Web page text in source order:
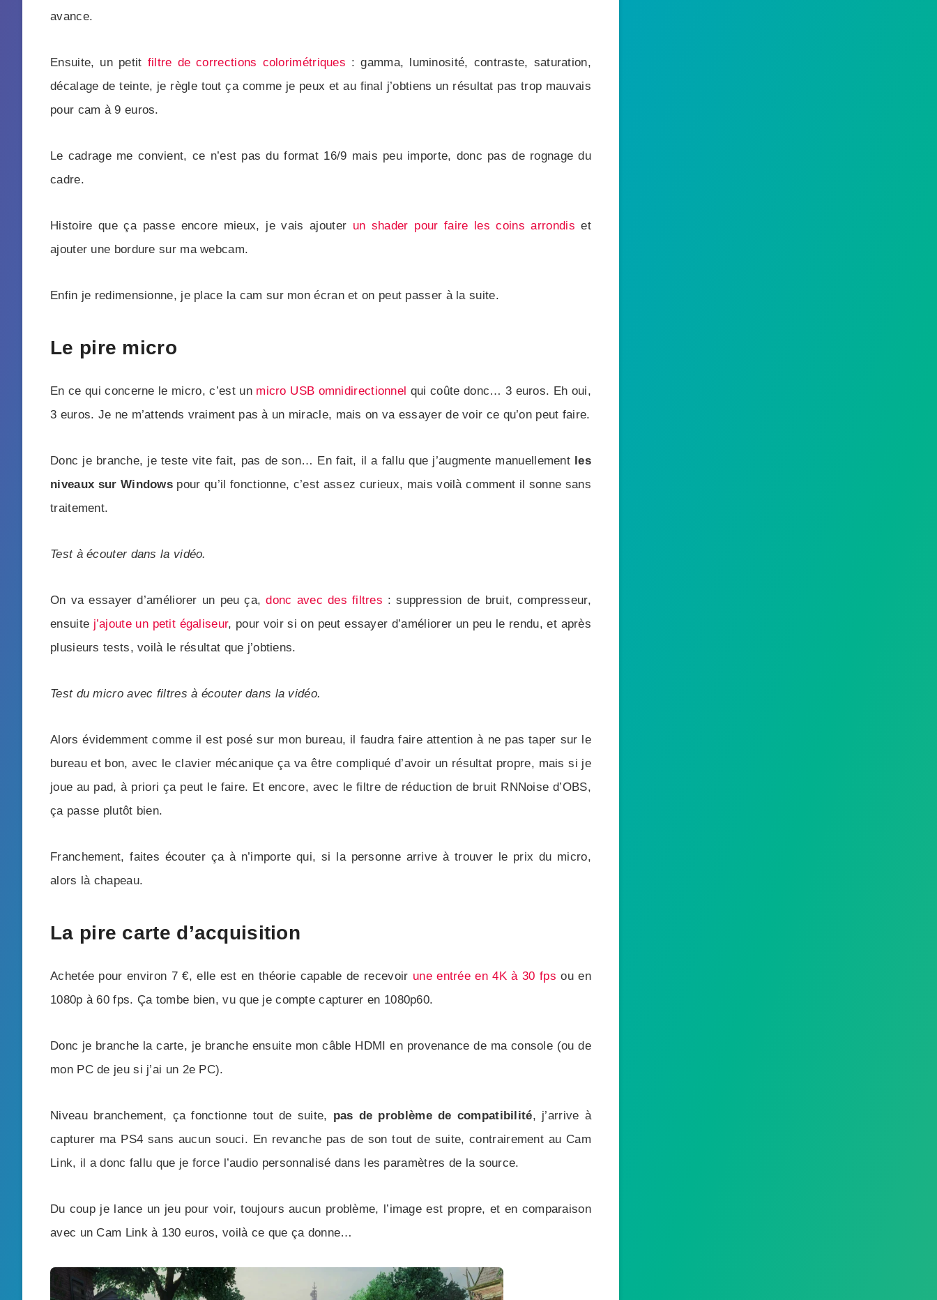
avance.
Ensuite, un petit filtre de corrections colorimétriques : gamma, luminosité, contraste, saturation,
décalage de teinte, je règle tout ça comme je peux et au final j’obtiens un résultat pas trop mauvais
pour cam à 9 euros.
Le cadrage me convient, ce n’est pas du format 16/9 mais peu importe, donc pas de rognage du
cadre.
Histoire que ça passe encore mieux, je vais ajouter un shader pour faire les coins arrondis et
ajouter une bordure sur ma webcam.
Enfin je redimensionne, je place la cam sur mon écran et on peut passer à la suite.
Le pire micro
En ce qui concerne le micro, c’est un micro USB omnidirectionnel qui coûte donc… 3 euros. Eh oui,
3 euros. Je ne m’attends vraiment pas à un miracle, mais on va essayer de voir ce qu’on peut faire.
Donc je branche, je teste vite fait, pas de son… En fait, il a fallu que j’augmente manuellement les
niveaux sur Windows pour qu’il fonctionne, c’est assez curieux, mais voilà comment il sonne sans
traitement.
Test à écouter dans la vidéo.
On va essayer d’améliorer un peu ça,donc avec des filtres : suppression de bruit, compresseur,
ensuite j’ajoute un petit égaliseur, pour voir si on peut essayer d’améliorer un peu le rendu, et après
plusieurs tests, voilà le résultat que j’obtiens.
Test du micro avec filtres à écouter dans la vidéo.
Alors évidemment comme il est posé sur mon bureau, il faudra faire attention à ne pas taper sur le
bureau et bon, avec le clavier mécanique ça va être compliqué d’avoir un résultat propre, mais si je
joue au pad, à priori ça peut le faire. Et encore, avec le filtre de réduction de bruit RNNoise d’OBS,
ça passe plutôt bien.
Franchement, faites écouter ça à n’importe qui, si la personne arrive à trouver le prix du micro,
alors là chapeau.
La pire carte d’acquisition
Achetée pour environ 7 €, elle est en théorie capable de recevoir une entrée en 4K à 30 fps ou en
1080p à 60 fps. Ça tombe bien, vu que je compte capturer en 1080p60.
Donc je branche la carte, je branche ensuite mon câble HDMI en provenance de ma console (ou de
mon PC de jeu si j’ai un 2e PC).
Niveau branchement, ça fonctionne tout de suite, pas de problème de compatibilité, j’arrive à
capturer ma PS4 sans aucun souci. En revanche pas de son tout de suite, contrairement au Cam
Link, il a donc fallu que je force l’audio personnalisé dans les paramètres de la source.
Du coup je lance un jeu pour voir, toujours aucun problème, l’image est propre, et en comparaison
avec un Cam Link à 130 euros, voilà ce que ça donne…